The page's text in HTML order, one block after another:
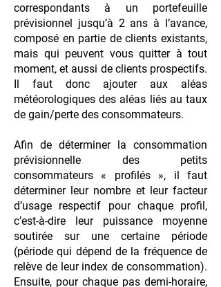
correspondants à un portefeuille
prévisionnel jusqu’à 2 ans à l’avance,
composé en partie de clients existants,
mais qui peuvent vous quitter à tout
moment, et aussi de clients prospectifs.
Il faut donc ajouter aux aléas
météorologiques des aléas liés au taux
de gain/perte des consommateurs.
Afin de déterminer la consommation
prévisionnelle des petits
consommateurs « profilés », il faut
déterminer leur nombre et leur facteur
d’usage respectif pour chaque profil,
c’est-à-dire leur puissance moyenne
soutirée sur une certaine période
(période qui dépend de la fréquence de
relève de leur index de consommation).
Ensuite, pour chaque pas demi-horaire,